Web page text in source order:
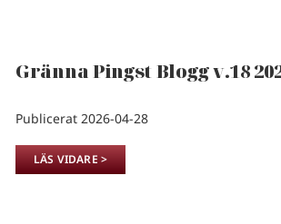
Gränna Pingst Blogg v.18
Publicerat 2026-04-28
LÄS VIDARE >